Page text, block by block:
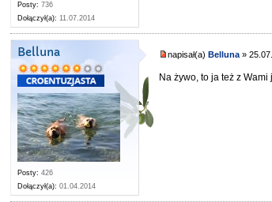
Posty: 736
Dołączył(a): 11.07.2014
Belluna
Posty: 426
Dołączył(a): 01.04.2014
napisał(a) Belluna»
Na żywo, to ja też z